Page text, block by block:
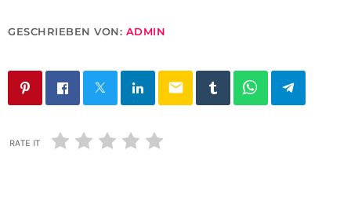
GESCHRIEBEN VON: ADMIN
email
RATE IT